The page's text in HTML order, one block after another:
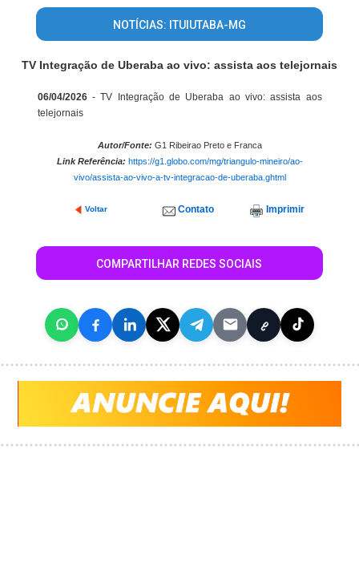
NOTÍCIAS: ITUIUTABA-MG
TV Integração de Uberaba ao vivo: assista aos telejornais
06/04/2026 - TV Integração de Uberaba ao vivo: assista aos
telejornais
Autor/Fonte: G1 Ribeirao Preto e Franca
Link Referência: https://g1.globo.com/mg/triangulo-mineiro/ao-
vivo/assista-ao-vivo-a-tv-integracao-de-uberaba.ghtml
Voltar Contato Imprimir
COMPARTILHAR REDES SOCIAIS